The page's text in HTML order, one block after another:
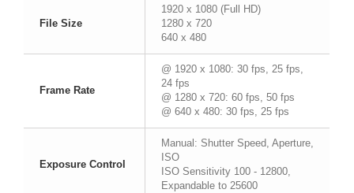
File Size
1920 x 1080 (Full HD)
1280 x 720
640 x 480
Frame Rate
@ 1920 x 1080: 30 fps, 25 fps,
24 fps
@ 1280 x 720: 60 fps, 50 fps
@ 640 x 480: 30 fps, 25 fps
Exposure Control
Manual: Shutter Speed, Aperture,
ISO
ISO Sensitivity 100 - 12800,
Expandable to 25600